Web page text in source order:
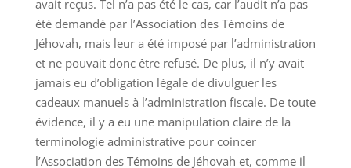
avait reçus. Tel n’a pas été le cas, car l’audit n’a pas
été demandé par l’Association des Témoins de
Jéhovah, mais leur a été imposé par l’administration
et ne pouvait donc être refusé. De plus, il n’y avait
jamais eu d’obligation légale de divulguer les
cadeaux manuels à l’administration fiscale. De toute
évidence, il y a eu une manipulation claire de la
terminologie administrative pour coincer
l’Association des Témoins de Jéhovah et, comme il